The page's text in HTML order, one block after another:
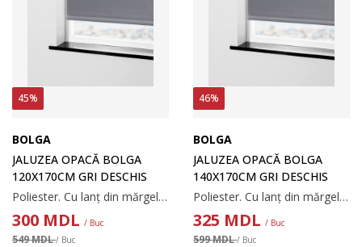
45%
BOLGA
JALUZEA OPACĂ BOLGA
120X170CM GRI DESCHIS
Poliester. Cu lanț din mărgele. Lățimea poate fi ajustată. 120x170 cm
300 MDL / Buc
549 MDL/ Buc
46%
BOLGA
JALUZEA OPACĂ BOLGA
140X170CM GRI DESCHIS
Poliester. Cu lanț din mărgele. Lățimea poate fi ajustată. 140x170 cm
325 MDL / Buc
599 MDL/ Buc